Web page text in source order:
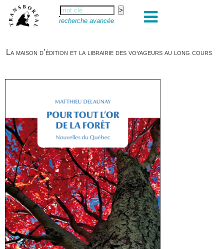
recherche avancée
La maison d’édition et la librairie des voyageurs au long cours